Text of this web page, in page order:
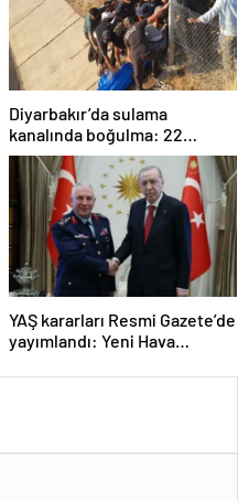
Diyarbakır’da sulama
kanalında boğulma: 22
yaşındaki genç hayatını
kaybetti
YAŞ kararları Resmi Gazete’de
yayımlandı: Yeni Hava
Orgeneral Rafet Dalkıran